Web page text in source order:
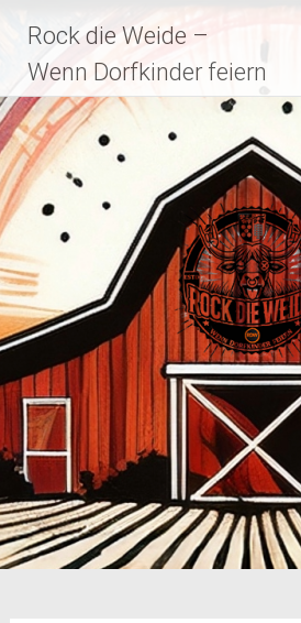
Inhalt
springen
Rock die Weide –
Wenn Dorfkinder feiern